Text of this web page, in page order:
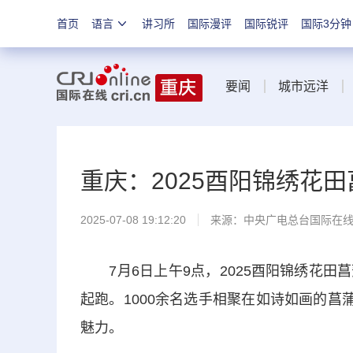
首页 语言 讲习所 国际漫评 国际锐评 国际3分钟
要闻 城市远洋
重庆：2025酉阳锦绣花
2025-07-08 19:12:20 来源：中央广电总台国际在线
7月6日上午9点，2025酉阳锦绣花田菖
起跑。1000余名选手相聚在如诗如画的菖
魅力。